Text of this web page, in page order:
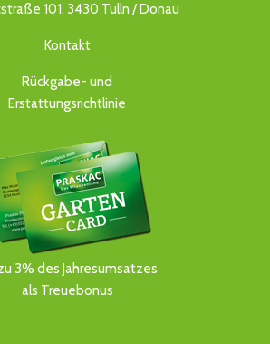
101, 3430 Tulln / Donau
Kontakt
Rückgabe- und
Erstattungsrichtlinie
3% des Jahresumsatzes
als Treuebonus